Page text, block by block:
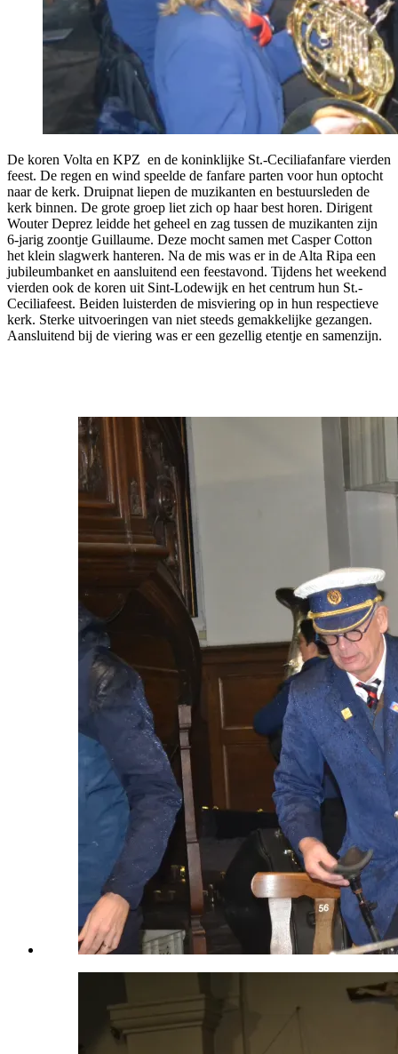
De koren Volta en KPZ en de koninklijke St.-Ceciliafanfare vierden
feest. De regen en wind speelde de fanfare parten voor hun optocht
naar de kerk. Druipnat liepen de muzikanten en bestuursleden de
kerk binnen. De grote groep liet zich op haar best horen. Dirigent
Wouter Deprez leidde het geheel en zag tussen de muzikanten zijn
6-jarig zoontje Guillaume. Deze mocht samen met Casper Cotton
het klein slagwerk hanteren. Na de mis was er in de Alta Ripa een
jubileumbanket en aansluitend een feestavond. Tijdens het weekend
vierden ook de koren uit Sint-Lodewijk en het centrum hun St.-
Ceciliafeest. Beiden luisterden de misviering op in hun respectieve
kerk. Sterke uitvoeringen van niet steeds gemakkelijke gezangen.
Aansluitend bij de viering was er een gezellig etentje en samenzijn.